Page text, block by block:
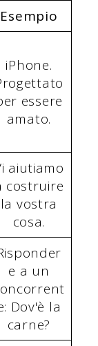
Esempio
iPhone.
essere
amato.
aiutiamo
costruire
la vostra
cosa.
e a un
Dov'è la
carne?